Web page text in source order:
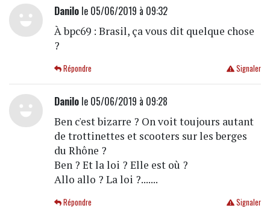
Danilole 05/06/2019 à 09:32
À bpc69 : Brasil, ça vous dit quelque chose
?
Signaler
Répondre
Danilole 05/06/2019 à 09:28
Ben c'est bizarre ? On voit toujours autant
de trottinettes et scooters sur les berges
du Rhône ?
Ben ? Et la loi ? Elle est où ?
Allo allo ? La loi ?.......
Signaler
Répondre